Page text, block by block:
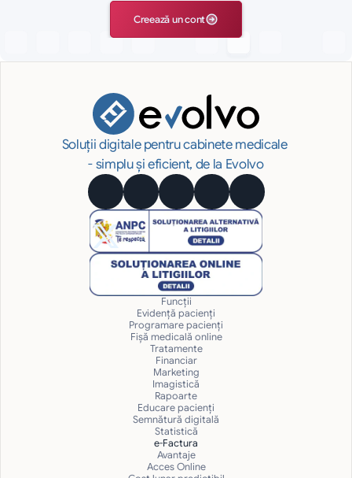
Creează un cont
Soluții digitale pentru cabinete medicale
- simplu și eficient, de la Evolvo
Funcții
Evidență pacienți
Programare pacienți
Fișă medicală online
Tratamente
Financiar
Marketing
Imagistică
Rapoarte
Educare pacienți
Semnătură digitală
Statistică
e-Factura
Avantaje
Acces Online